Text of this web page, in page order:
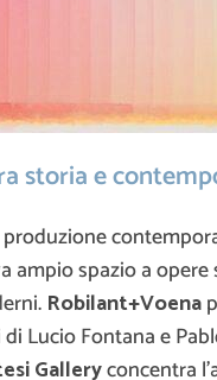
storia e
ampio spazio a
Robilant+Voena
Lucio Fontana e
Galleryconcentra